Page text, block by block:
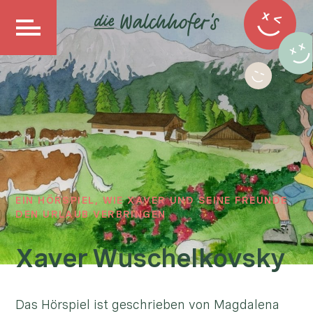
EIN HÖRSPIEL, WIE XAVER UND SEINE FREUNDE
DEN URLAUB VERBRINGEN
Xaver Wuschelkovsky
Das Hörspiel ist geschrieben von Magdalena